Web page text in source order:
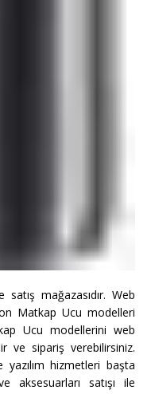
satış mağazasıdır. Web
Matkap Ucu modelleri
Ucu modellerini web
ve sipariş verebilirsiniz.
hizmetleri başta
satışı ile